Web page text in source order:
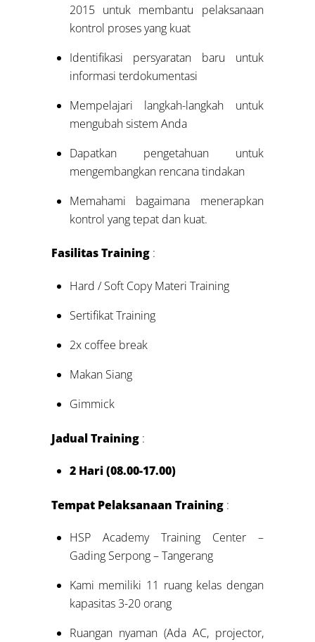
2015 untuk membantu pelaksanaan
kontrol proses yang kuat
Identifikasi persyaratan baru untuk
informasi terdokumentasi
Mempelajari langkah-langkah untuk
mengubah sistem Anda
Dapatkan pengetahuan untuk
mengembangkan rencana tindakan
Memahami bagaimana menerapkan
kontrol yang tepat dan kuat.
Fasilitas Training :
Hard / Soft Copy Materi Training
Sertifikat Training
2x coffee break
Makan Siang
Gimmick
Jadual Training :
2 Hari (08.00-17.00)
Tempat Pelaksanaan Training :
HSP Academy Training Center –
Gading Serpong – Tangerang
Kami memiliki 11 ruang kelas dengan
kapasitas 3-20 orang
Ruangan nyaman (Ada AC, projector,